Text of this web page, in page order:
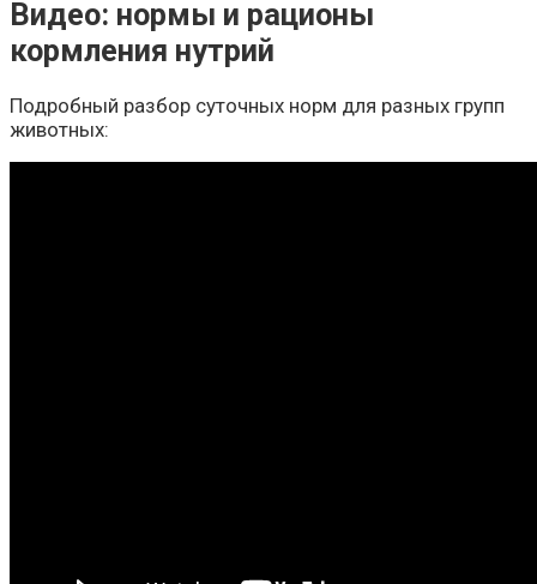
Видео: нормы и рационы
кормления нутрий
Подробный разбор суточных норм для разных групп
животных: